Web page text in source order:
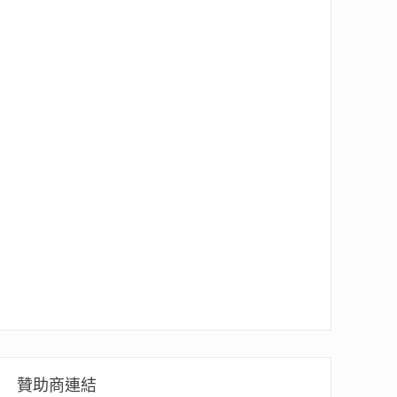
贊助商連結